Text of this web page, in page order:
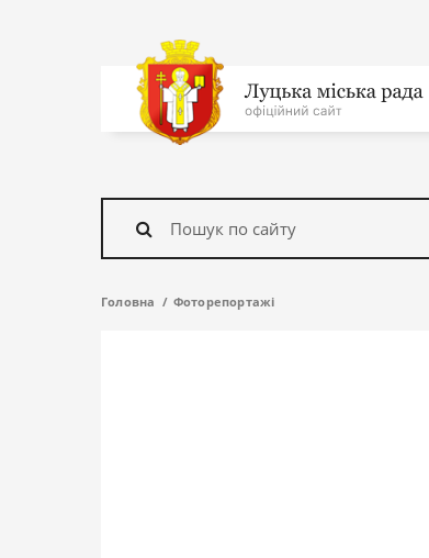
На
головну
Знайти
Головна Фоторепортажі